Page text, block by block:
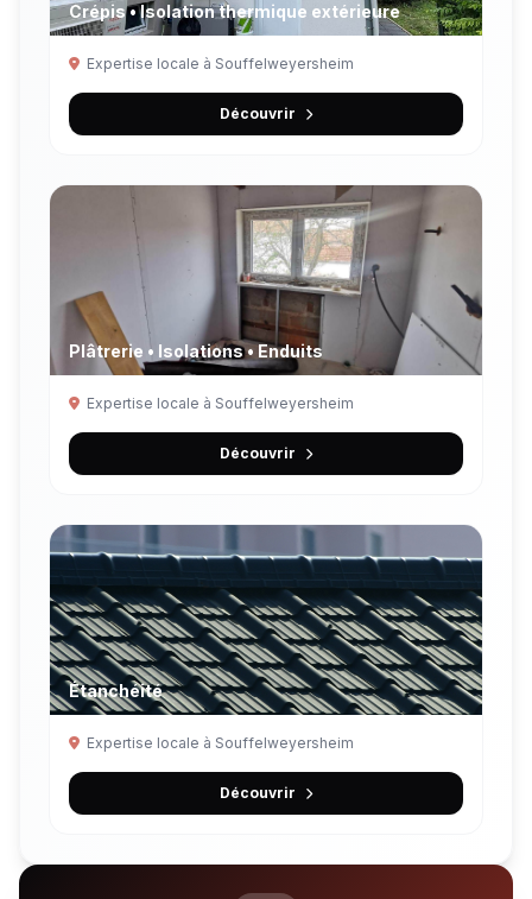
Crépis • Isolation thermique extérieure
Expertise locale à Souffelweyersheim
Découvrir
Plâtrerie • Isolations • Enduits
Expertise locale à Souffelweyersheim
Découvrir
Étanchéité
Expertise locale à Souffelweyersheim
Découvrir